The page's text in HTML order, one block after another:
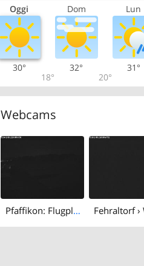
Oggi Dom Lun
30°
18°
32°
20°
31°
Webcams
Pfaffikon: Flugplatz Speck-Fehraltorf (LSZK) 2